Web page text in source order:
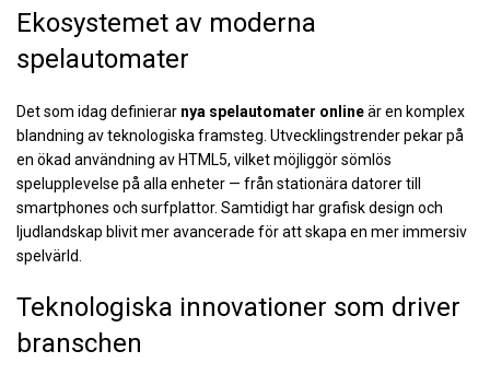
Ekosystemet av moderna
spelautomater
Det som idag definierar nya spelautomater onlineär en komplex
blandning av teknologiska framsteg. Utvecklingstrender pekar på
en ökad användning av HTML5, vilket möjliggör sömlös
spelupplevelse på alla enheter — från stationära datorer till
smartphones och surfplattor. Samtidigt har grafisk design och
ljudlandskap blivit mer avancerade för att skapa en mer immersiv
spelvärld.
Teknologiska innovationer som driver
branschen